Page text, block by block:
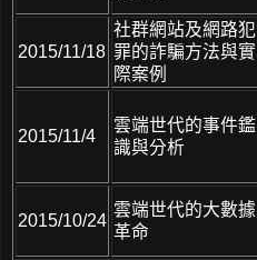
2015/11/18
社群網站及網路犯
罪的詐騙方法與實
際案例
2015/11/4
雲端世代的事件鑑
識與分析
2015/10/24
雲端世代的大數據
革命